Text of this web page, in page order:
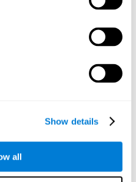
Show details
all
والتسويق وتحليل البيانات
لأداء هذه المهام نيابة عنا
لأغراض أخرى.
القانون والضرر والمصلحة العامة
يجوز لنا الحفاظ على أو الكشف عن
نشاط غير قانوني أو احتيال أو إساءة
لأمن الخدمات أو الأمان المادي
تتمثل سياستنا في إبلاغك بالعملية
ما لم يمنعنا القانون من القيام